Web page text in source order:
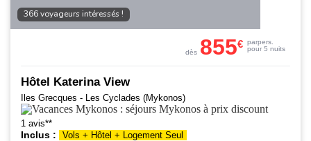
366 voyageurs intéressés !
Hôtel Katerina View
Iles Grecques - Les Cyclades (Mykonos)
1 avis**
Inclus : Vols + Hôtel + Logement Seul
dès 855€ parpers.
pour 5 nuits